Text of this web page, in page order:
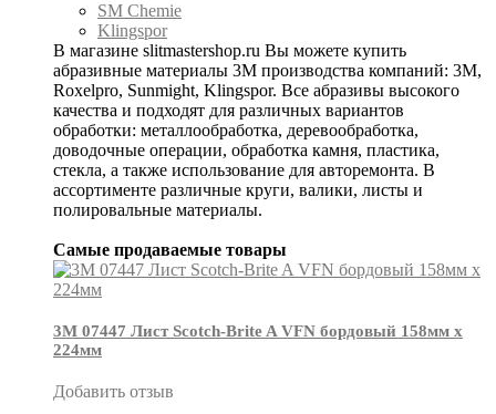
SM Chemie
Klingspor
В магазине slitmastershop.ru Вы можете купить
абразивные материалы 3М производства компаний: 3М,
Roxelpro, Sunmight, Klingspor. Все абразивы высокого
качества и подходят для различных вариантов
обработки: металлообработка, деревообработка,
доводочные операции, обработка камня, пластика,
стекла, а также использование для авторемонта. В
ассортименте различные круги, валики, листы и
полировальные материалы.
Самые продаваемые товары
3М 07447 Лист Scotch-Brite A VFN бордовый 158мм х
224мм
Добавить отзыв